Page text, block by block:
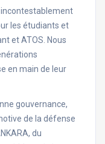
les étudiants et
et ATOS. Nous
en main de leur
gouvernance,
de la défense
du